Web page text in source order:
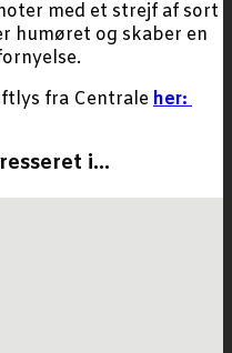
med et strejf af sort
humøret og skaber en
fra Centrale her:
i…